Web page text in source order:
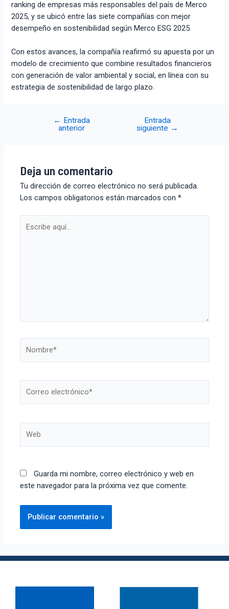
ranking de empresas más responsables del país de Merco
2025, y se ubicó entre las siete compañías con mejor
desempeño en sostenibilidad según Merco ESG 2025.
Con estos avances, la compañía reafirmó su apuesta por un
modelo de crecimiento que combine resultados financieros
con generación de valor ambiental y social, en línea con su
estrategia de sostenibilidad de largo plazo.
← Entrada
anterior
Entrada
siguiente →
Deja un comentario
Tu dirección de correo electrónico no será publicada.
Los campos obligatorios están marcados con*
Guarda mi nombre, correo electrónico y web en
este navegador para la próxima vez que comente.